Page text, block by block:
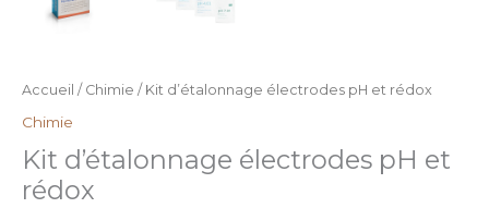
Accueil / Chimie / Kit d’étalonnage électrodes pH et rédox
Chimie
Kit d’étalonnage électrodes pH et
rédox